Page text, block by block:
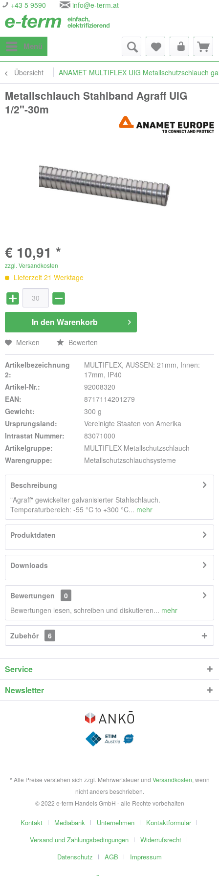
+43 5 9590 info@e-term.at
Menü
Übersicht ANAMET MULTIFLEX UIG Metallschutzschlauch
Metallschlauch Stahlband Agraff UIG
1/2"-30m
€ 10,91 *
zzgl. Versandkosten
Lieferzeit 21 Werktage
In den Warenkorb
Merken Bewerten
Artikelbezeichnung
2:
MULTIFLEX, AUSSEN: 21mm, Innen:
17mm, IP40
Artikel-Nr.:
92008320
EAN:
8717114201279
Gewicht:
300 g
Ursprungsland:
Vereinigte Staaten von Amerika
Intrastat Nummer:
83071000
Artikelgruppe:
MULTIFLEX Metallschutzschlauch
Warengruppe:
Metallschutzschlauchsysteme
Beschreibung
"Agraff" gewickelter galvanisierter Stahlschlauch.
Temperaturbereich: -55 °C to +300 °C... mehr
Produktdaten
Downloads
Bewertungen
0
Bewertungen lesen, schreiben und diskutieren... mehr
Zubehör 6
Service
Newsletter
* Alle Preise verstehen sich zzgl. Mehrwertsteuer und Versandkosten, wenn
nicht anders beschrieben.
© 2022 e-term Handels GmbH - alle Rechte vorbehalten
Kontakt Mediabank Unternehmen
Kontaktformular
Versand und Zahlungsbedingungen
Widerrufsrecht
Datenschutz
AGB Impressum